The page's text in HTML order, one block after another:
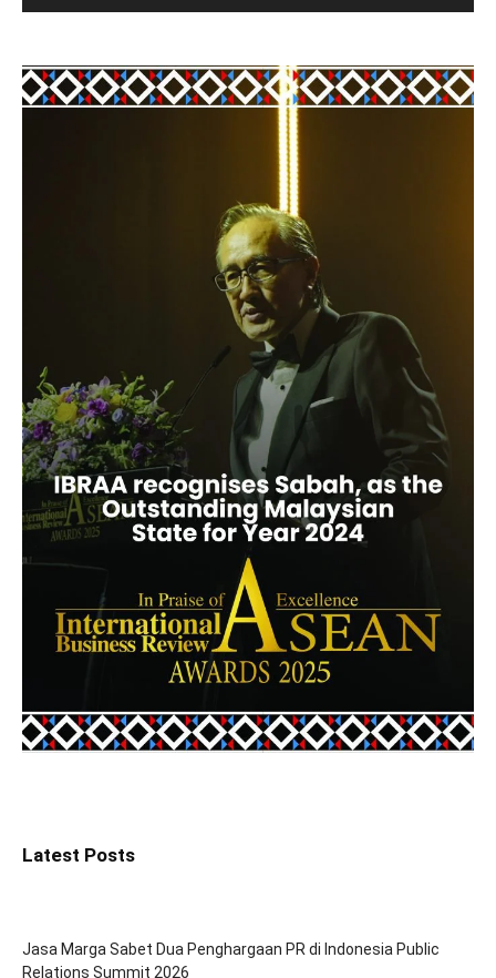
Latest Posts
Jasa Marga Sabet Dua Penghargaan PR di Indonesia Public
Relations Summit 2026